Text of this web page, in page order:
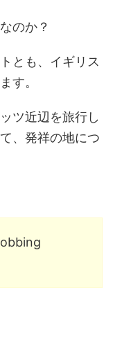
のか？
とも、イギリス
す。
ツ近辺を旅行し
、発祥の地につ